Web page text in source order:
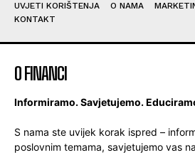
UVJETI KORIŠTENJA O NAMA
KONTAKT
O FINANCI
Informiramo. Savjetujemo.
S nama ste uvijek korak ispred –
poslovnim temama, savjetujemo vas